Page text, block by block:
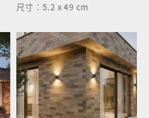
尺寸：5.2 x 49 cm